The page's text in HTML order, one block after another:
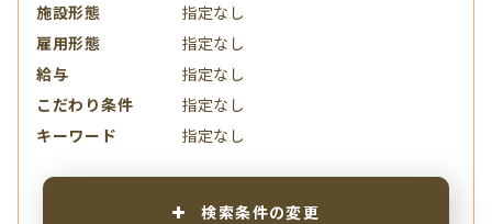
施設形態
指定なし
雇用形態
指定なし
給与
指定なし
こだわり条件
指定なし
キーワード
指定なし
検索条件の変更